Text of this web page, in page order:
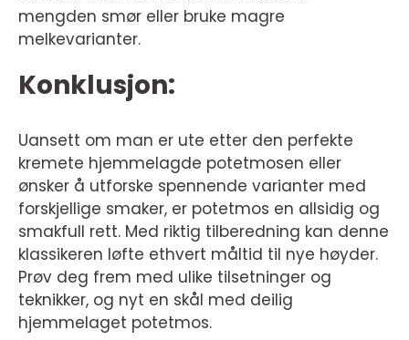
mengden smør eller bruke magre
melkevarianter.
Konklusjon:
Uansett om man er ute etter den perfekte
kremete hjemmelagde potetmosen eller
ønsker å utforske spennende varianter med
forskjellige smaker, er potetmos en allsidig og
smakfull rett. Med riktig tilberedning kan denne
klassikeren løfte ethvert måltid til nye høyder.
Prøv deg frem med ulike tilsetninger og
teknikker, og nyt en skål med deilig
hjemmelaget potetmos.